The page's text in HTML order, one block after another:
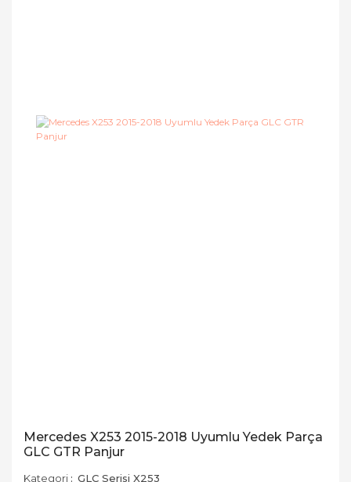
Mercedes X253 2015-2018 Uyumlu Yedek Parça
GLC GTR Panjur
Kategori GLC Serisi X253